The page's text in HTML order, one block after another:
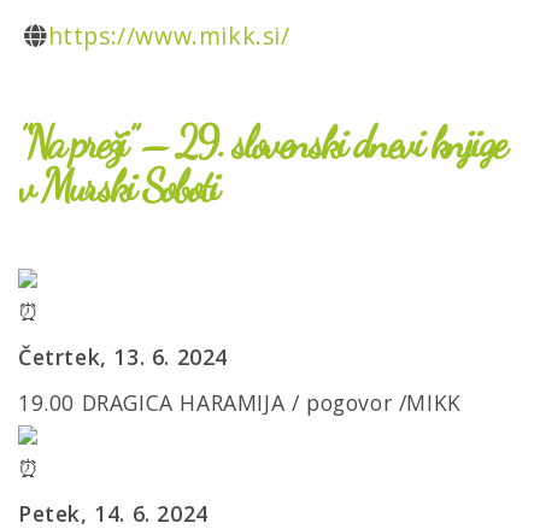
”Na preži” – 29. slovenski dnevi knjige
v Murski Soboti
Četrtek, 13. 6. 2024
19.00 DRAGICA HARAMIJA / pogovor /MIKK
Petek, 14. 6. 2024
https://www.mikk.si/